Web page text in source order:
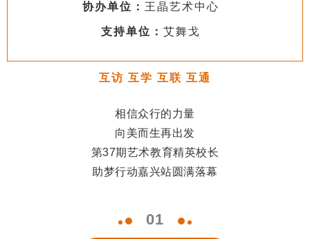
协办单位： 王晶艺术中心
支持单位： 艾舞戈
互访 互学 互联 互通
相信众行的力量
向美而生再出发
第37期艺术教育精英校长
助梦行动嘉兴站圆满落幕
01